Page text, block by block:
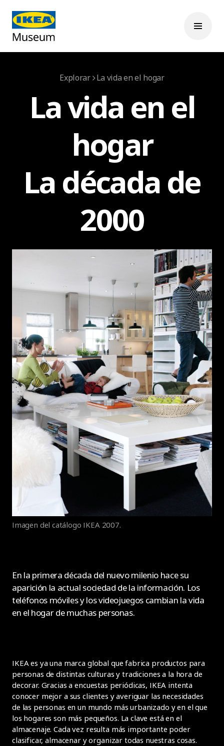
Explorar La vida en el hogar
La vida en el
hogar
La década de
2000
Imagen del catálogo IKEA 2007.
En la primera década del nuevo milenio hace su
aparición la actual sociedad de la información. Los
teléfonos móviles y los videojuegos cambian la vida
en el hogar de muchas personas.
IKEA es ya una marca global que fabrica productos para
personas de distintas culturas y tradiciones a la hora de
decorar. Gracias a encuestas periódicas, IKEA intenta
conocer mejor a sus clientes y averiguar las necesidades
de las personas en un mundo más urbanizado y en el que
los hogares son más pequeños. La clave está en el
almacenaje. Cada vez resulta más importante poder
clasificar, almacenar y organizar todas nuestras cosas.